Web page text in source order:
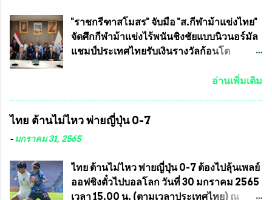
อายุ ชิงแชมป์ประเทศไทย ครั้งที่ 1 ประจำปี
2564 กำหนดแข่งขันระหว่างวันที่ 24
เมษายน จนถึงว...
ทีมงาน ต้องขออภัย ที่ไม่ได้เอ่ยชื่อเต็มสังกัด
เพราะท่านขอสงวนเอาไว้ พันอากาศเอก ทอง
อินทร์ พรหมสุวรรณ ท่านรองกัมปนาท ผู้ร่วม
ครั้งนี้ได้ เนื่องจาก ติดธุระเร่งด่วน จึงได้มอบ
ความสงบเรียบร้อย นางฉวีวรรณ ตระกูลธรรม
ประธานชุมชน คลองลัดภาชีเขตภาษีเจริญ
สท.ทพ. สมนึก ปัทมาลัยที่ปรึกษา และการแจก
ความ ร้องขอจากประธานชุมชนคลองลัดภาชี
เขตภาษีเจริญ !!พี่น้องชุมชนได้รับความเดือด
ร้อนจากพิษโรค covid-19 ทำให้การอยู่การ
"ราชกรีฑาสโมสร" จับมือ "ส.กีฬาม้าแข่งไทย"
จัดศึกกีฬาม้าแข่งไร้พนันชิงชัยแบบนิวนอร์มัล
แชมป์ประเทศไทยรับเงินรางวัลก้อนโต
พล.อ.วิชญ เทพหัสดิน ณ อยุธยา นายกสมาคม
จัดการแข่งขันร่วมกัน ระหว่างสมาคม
ราชกรีฑาสโมสร กับ สมาคมกีฬาม้าแข่งไทย
ที่ห้องประชุมมูลนิธิโอลิมปิคไทย (บ้าน
นนท์ ประธานคณะกรรมการอำนวยการแข่ง
ม้า พร้อมด้วย นายเต็มสุข สุวรรณศร
กรรมการอำนวยการแข่งม้า และรักษาการผู้
อ่านเพิ่มเติม
ไทย ต้านไม่ไหว พ่ายญี่ปุ่น 0-7
-มกราคม 31, 2565
ไทย ต้านไม่ไหว พ่ายญี่ปุ่น 0-7 ต้องไปลุ้นเพลย์
ออฟชิงตั๋วไปบอลโลก วันที่ 30 มกราคม 2565
เวลา 15.00 น. (ตามเวลาประเทศไทย) ณ